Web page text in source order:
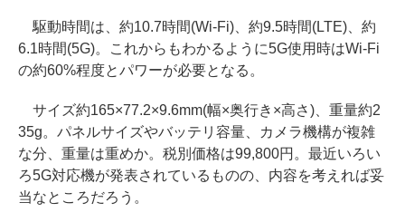
駆動時間は、約10.7時間(Wi-Fi)、約9.5時間(LTE)、約
6.1時間(5G)。これからもわかるように5G使用時はWi-Fi
の約60%程度とパワーが必要となる。
サイズ約165×77.2×9.6mm(幅×奥行き×高さ)、重量約2
35g。パネルサイズやバッテリ容量、カメラ機構が複雑
な分、重量は重めか。税別価格は99,800円。最近いろい
ろ5G対応機が発表されているものの、内容を考えれば妥
当なところだろう。